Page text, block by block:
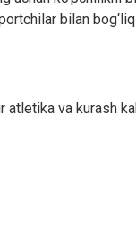
bilan
va kurash